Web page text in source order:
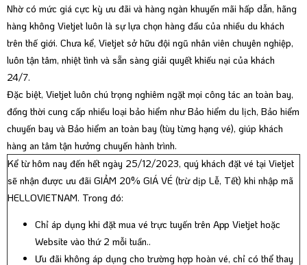
Nhờ có mức giá cực kỳ ưu đãi và hàng ngàn khuyến mãi hấp dẫn, hãng
hàng không Vietjet luôn là sự lựa chọn hàng đầu của nhiều du khách
trên thế giới. Chưa kể, Vietjet sở hữu đội ngũ nhân viên chuyên nghiệp,
luôn tận tâm, nhiệt tình và sẵn sàng giải quyết khiếu nại của khách
24/7.
Đặc biệt, Vietjet luôn chú trọng nghiêm ngặt mọi công tác an toàn bay,
đồng thời cung cấp nhiều loại bảo hiểm như Bảo hiểm du lịch, Bảo hiểm
chuyến bay và Bảo hiểm an toàn bay (tùy từng hạng vé), giúp khách
hàng an tâm tận hưởng chuyến hành trình.
Kể từ hôm nay đến hết ngày 25/12/2023, quý khách đặt vé tại Vietjet
sẽ nhận được ưu đãi GIẢM 20% GIÁ VÉ (trừ dịp Lễ, Tết) khi nhập mã
HELLOVIETNAM. Trong đó:
Chỉ áp dụng khi đặt mua vé trực tuyến trên App Vietjet hoặc
Website vào thứ 2 mỗi tuần..
Ưu đãi không áp dụng cho trường hợp hoàn vé, chỉ có thể thay